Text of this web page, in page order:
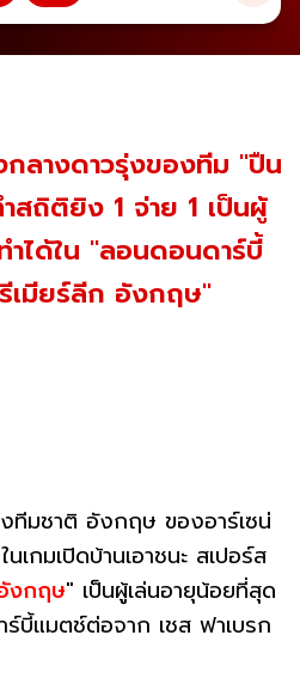
กลางดาวรุ่งของทีม "ปืน
สถิติยิง 1 จ่าย 1 เป็นผู้
ได้ใน "ลอนดอนดาร์บี้
มียร์ลีก อังกฤษ"
ทีมชาติ อังกฤษ ของอาร์เซน่
กมเปิดบ้านเอาชนะ สเปอร์ส
งกฤษ" เป็นผู้เล่นอายุน้อยที่สุด
ร์บี้แมตช์ต่อจาก เชส ฟาเบรก